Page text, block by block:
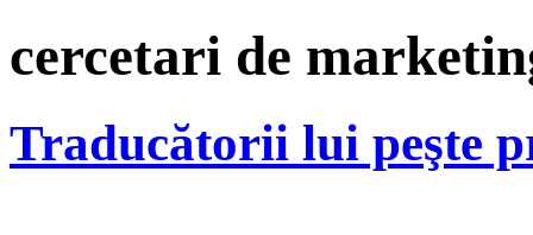
cercetari de
Traducătorii lui peşte